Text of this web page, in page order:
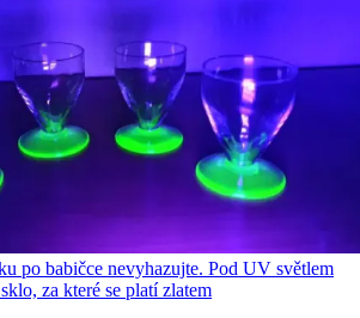
po babičce nevyhazujte. Pod UV světlem
za které se platí zlatem